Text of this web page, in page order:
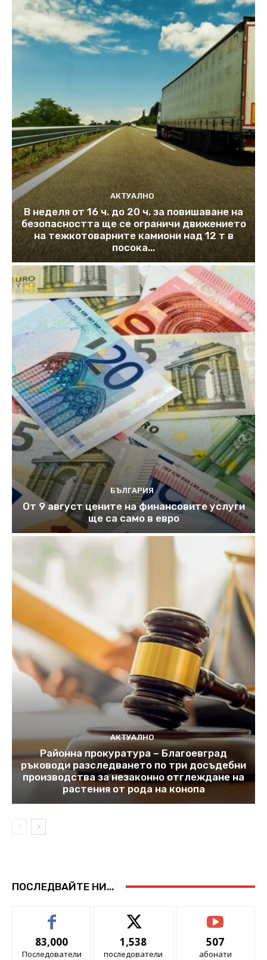
АКТУАЛНО
В неделя от 16 ч. до 20 ч. за повишаване на
безопасността ще се ограничи движението
на тежкотоварните камиони над 12 т в
посока...
БЪЛГАРИЯ
От 9 август цените на финансовите услуги
ще са само в евро
АКТУАЛНО
Районна прокуратура – Благоевград
ръководи разследването по три досъдебни
производства за незаконно отглеждане на
растения от рода на конопа
ПОСЛЕДВАЙТЕ НИ...
83,000
Последователи
1,538
последователи
507
абонати